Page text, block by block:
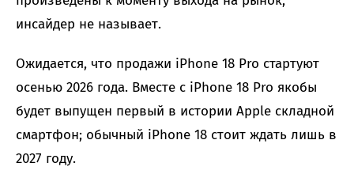
инсайдер не называет.
Ожидается, что продажи iPhone 18 Pro стартуют
осенью 2026 года. Вместе с iPhone 18 Pro якобы
будет выпущен первый в истории Apple складной
смартфон; обычный iPhone 18 стоит ждать лишь в
2027 году.